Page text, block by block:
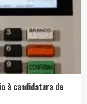
à candidatura de